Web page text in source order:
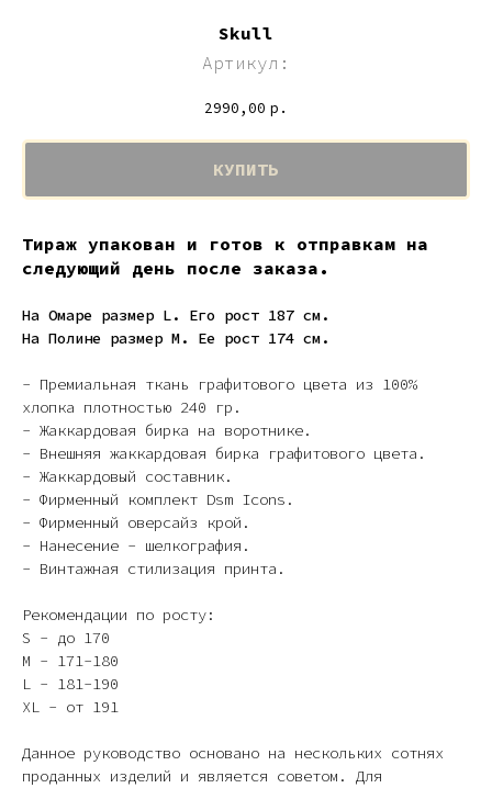
Skull
Артикул:
2990,00 р.
КУПИТЬ
Тираж упакован и готов к отправкам на
следующий день после заказа.
На Омаре размер L. Его рост 187 см.
На Полине размер M. Ее рост 174 см.
- Премиальная ткань графитового цвета из 100%
хлопка плотностью 240 гр.
- Жаккардовая бирка на воротнике.
- Внешняя жаккардовая бирка графитового цвета.
- Жаккардовый составник.
- Фирменный комплект Dsm Icons.
- Фирменный оверсайз крой.
- Нанесение - шелкография.
- Винтажная стилизация принта.
Рекомендации по росту:
S - до 170
M - 171-180
L - 181-190
XL - от 191
Данное руководство основано на нескольких сотнях
проданных изделий и является советом. Для